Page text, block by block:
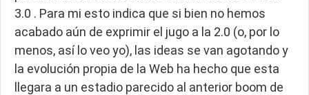
3.0 . Para mi esto indica que si bien no hemos
acabado aún de exprimir el jugo a la 2.0 (o, por lo
menos, así lo veo yo), las ideas se van agotando y
la evolución propia de la Web ha hecho que esta
llegara a un estadio parecido al anterior boom de